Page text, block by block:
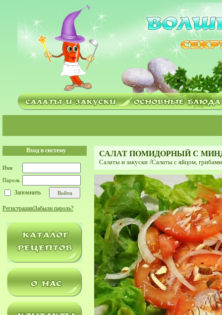
Вход в систему
Имя
Пароль
Запомнить
Регистрация Забыли пароль?
САЛАТ ПОМИДОРНЫЙ С
Салаты и закуски /Салаты с яйцом,